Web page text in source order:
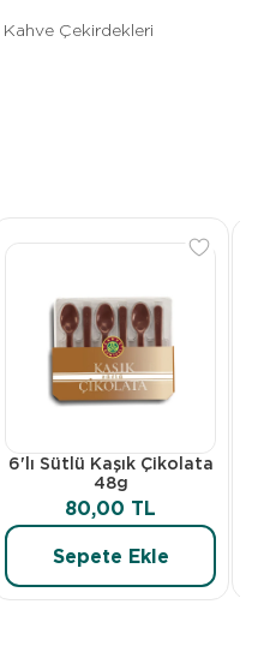
Çekirdekleri
6'lı Sütlü Kaşık Çikolata
48g
80,00 TL
Sepete Ekle